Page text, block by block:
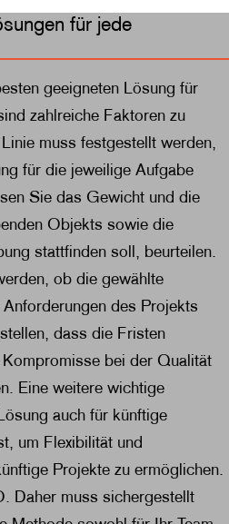
für jede
geeigneten Lösung für
zahlreiche Faktoren zu
muss festgestellt werden,
für die jeweilige Aufgabe
Sie das Gewicht und die
Objekts sowie die
stattfinden soll, beurteilen.
ob die gewählte
des Projekts
dass die Fristen
bei der Qualität
Eine weitere wichtige
auch für künftige
um Flexibilität und
Projekte zu ermöglichen.
Daher muss sichergestellt